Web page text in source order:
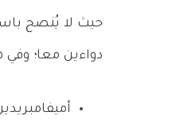
حيث لا يُنصح
دواءين معا؛ وفي